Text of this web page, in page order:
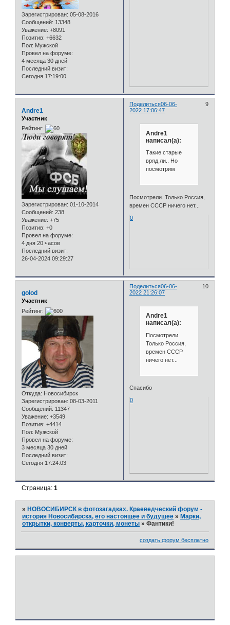
Зарегистрирован: 05-08-2016
Сообщений: 13348
Уважение: +8091
Позитив: +6632
Пол: Мужской
Провел на форуме:
4 месяца 30 дней
Последний визит:
Сегодня 17:19:00
Поделиться 9
06-06-
2022 17:06:47
Andre1
Участник
Рейтинг:
Зарегистрирован: 01-10-2014
Сообщений: 238
Уважение: +75
Позитив: +0
Провел на форуме:
4 дня 20 часов
Последний визит:
26-04-2024 09:29:27
Andre1
написал(а):
Такие старые
вряд ли.. Но
посмотрим
Посмотрели. Только Россия,
времен СССР ничего нет...
0
Поделиться 10
06-06-
2022 21:26:07
golod
Участник
Рейтинг:
Откуда: Новосибирск
Зарегистрирован: 08-03-2011
Сообщений: 11347
Уважение: +3549
Позитив: +4414
Пол: Мужской
Провел на форуме:
3 месяца 30 дней
Последний визит:
Сегодня 17:24:03
Andre1
написал(а):
Посмотрели.
Только Россия,
времен СССР
ничего нет...
Спасибо
0
Страница:1
» НОВОСИБИРСК в фотозагадках. Краеведческий форум -
история Новосибирска, его настоящее и будущее » Марки,
открытки, конверты, карточки, монеты »Фантики!
создать форум бесплатно